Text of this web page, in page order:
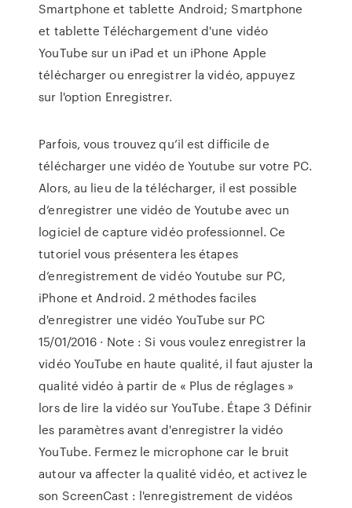
Smartphone et tablette Android; Smartphone
et tablette Téléchargement d'une vidéo
YouTube sur un iPad et un iPhone Apple
télécharger ou enregistrer la vidéo, appuyez
sur l'option Enregistrer.
Parfois, vous trouvez qu’il est difficile de
télécharger une vidéo de Youtube sur votre PC.
Alors, au lieu de la télécharger, il est possible
d’enregistrer une vidéo de Youtube avec un
logiciel de capture vidéo professionnel. Ce
tutoriel vous présentera les étapes
d’enregistrement de vidéo Youtube sur PC,
iPhone et Android. 2 méthodes faciles
d'enregistrer une vidéo YouTube sur PC
15/01/2016 · Note : Si vous voulez enregistrer la
vidéo YouTube en haute qualité, il faut ajuster la
qualité vidéo à partir de « Plus de réglages »
lors de lire la vidéo sur YouTube. Étape 3 Définir
les paramètres avant d'enregistrer la vidéo
YouTube. Fermez le microphone car le bruit
autour va affecter la qualité vidéo, et activez le
son ScreenCast : l'enregistrement de vidéos